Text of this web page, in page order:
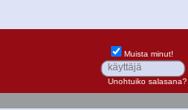
Muista minut!
Unohtuiko salasana?